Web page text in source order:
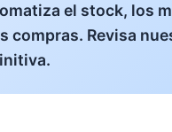
el stock, los
compras. Revisa